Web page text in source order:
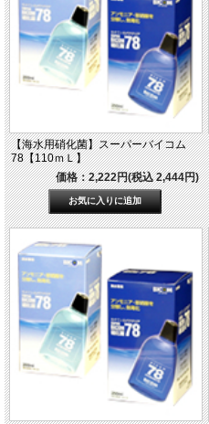
【海水用硝化菌】スーパーバイコム
78【110ｍＬ】
価格：2,222円(税込 2,444円)